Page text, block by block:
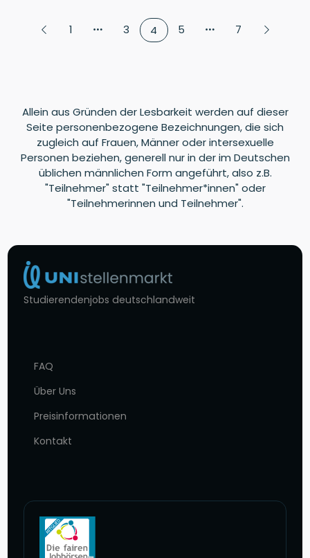
1 3 4 5 7
Allein aus Gründen der Lesbarkeit werden auf dieser
Seite personenbezogene Bezeichnungen, die sich
zugleich auf Frauen, Männer oder intersexuelle
Personen beziehen, generell nur in der im Deutschen
üblichen männlichen Form angeführt, also z.B.
"Teilnehmer" statt "Teilnehmer*innen" oder
"Teilnehmerinnen und Teilnehmer".
Studierendenjobs deutschlandweit
FAQ
Über Uns
Preisinformationen
Kontakt